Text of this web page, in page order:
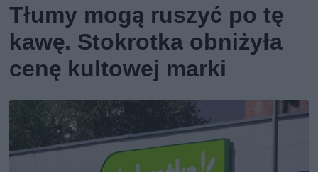
Tłumy mogą ruszyć po tę
kawę. Stokrotka obniżyła
cenę kultowej marki